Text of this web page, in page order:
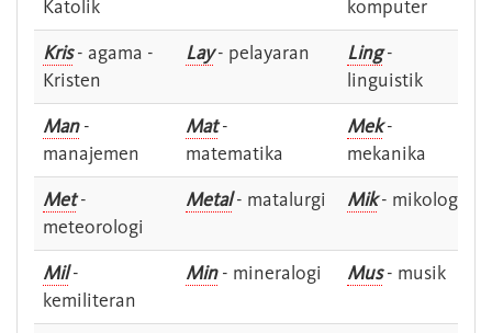
Katolik
komputer
Kris- agama -
Kristen
Lay- pelayaran Ling-
linguistik
Man-
manajemen
Mat-
matematika
Mek-
mekanika
Met-
meteorologi
Metal- matalurgi Mik- mikologi
Mil-
kemiliteran
Min- mineralogi Mus- musik